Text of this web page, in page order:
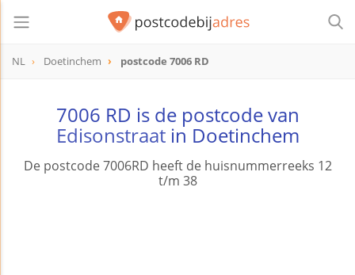
NL Doetinchem postcode 7006 RD
7006 RD is de postcode van
Edisonstraatin Doetinchem
De postcode 7006RD heeft de huisnummerreeks 12
t/m 38